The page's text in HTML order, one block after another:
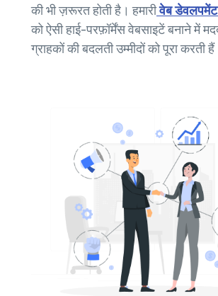
की भी ज़रूरत होती है। हमारीवेब
को ऐसी हाई-परफ़ॉर्मेंस वेबसाइटें बनाने में
ग्राहकों की बदलती उम्मीदों को पूरा करती